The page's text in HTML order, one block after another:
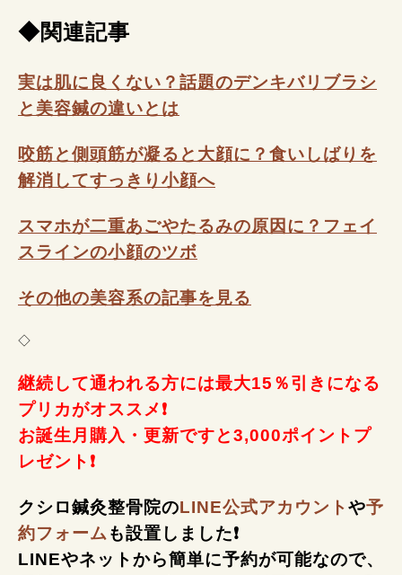
◆関連記事
実は肌に良くない？話題のデンキバリブラシ
と美容鍼の違いとは
咬筋と側頭筋が凝ると大顔に？食いしばりを
解消してすっきり小顔へ
スマホが二重あごやたるみの原因に？フェイ
スラインの小顔のツボ
その他の美容系の記事を見る
◇
継続して通われる方には最大15％引きになる
プリカがオススメ❗
お誕生月購入・更新ですと3,000ポイントプ
レゼント❗
クシロ鍼灸整骨院のLINE公式アカウントや予
約フォームも設置しました❗
LINEやネットから簡単に予約が可能なので、